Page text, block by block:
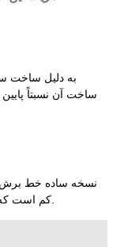
به دلیل ساخت
ساخت آن نسبتاً پایین
نسخه ساده خط برش